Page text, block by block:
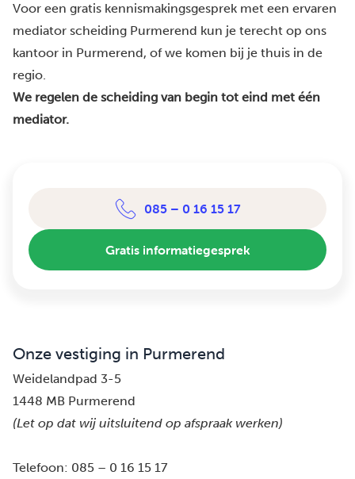
Voor een gratis kennismakingsgesprek met een ervaren
mediator scheiding Purmerend kun je terecht op ons
kantoor in Purmerend, of we komen bij je thuis in de
regio.
We regelen de scheiding van begin tot eind met één
mediator.
085 – 0 16 15 17
Gratis informatiegesprek
Onze vestiging in Purmerend
Weidelandpad 3-5
1448 MB Purmerend
(Let op dat wij uitsluitend op afspraak werken)
Telefoon: 085 – 0 16 15 17